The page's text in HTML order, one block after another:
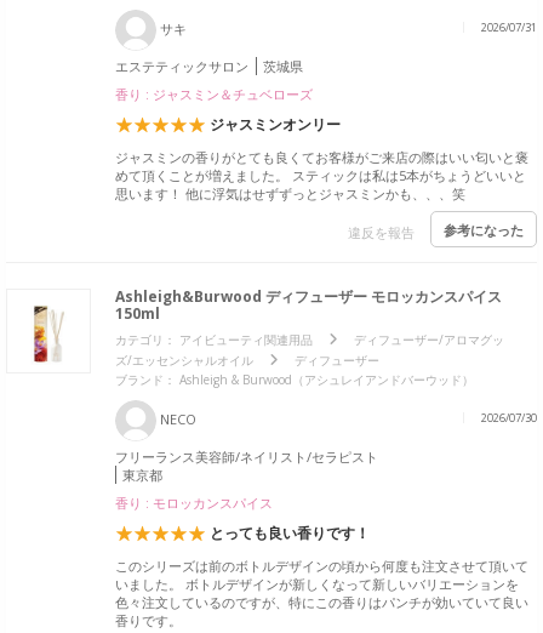
サキ 2026/07/31
エステティックサロン
茨城県
香り : ジャスミン＆チュベローズ
ジャスミンオンリー
ジャスミンの香りがとても良くてお客様がご来店の際はいい匂いと褒
めて頂くことが増えました。 スティックは私は5本がちょうどいいと
思います！ 他に浮気はせずずっとジャスミンかも、、、笑
違反を報告 参考になった
Ashleigh&Burwood ディフューザー モロッカンスパイス
150ml
カテゴリ： アイビューティ関連用品
ディフューザー/アロマグッ
ズ/エッセンシャルオイル
ディフューザー
ブランド： Ashleigh & Burwood（アシュレイアンドバーウッド）
NECO 2026/07/30
フリーランス美容師/ネイリスト/セラピスト
東京都
香り : モロッカンスパイス
とっても良い香りです！
このシリーズは前のボトルデザインの頃から何度も注文させて頂いて
いました。 ボトルデザインが新しくなって新しいバリエーションを
色々注文しているのですが、特にこの香りはパンチが効いていて良い
香りです。